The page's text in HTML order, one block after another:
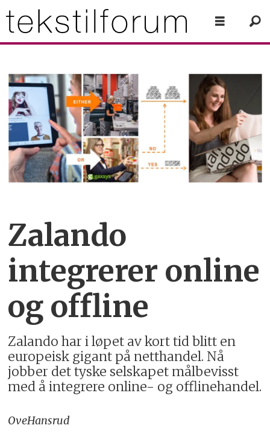
Zalando
integrerer online
og offline
Zalando har i løpet av kort tid blitt en
europeisk gigant på netthandel. Nå
jobber det tyske selskapet målbevisst
med å integrere online- og offlinehandel.
OveHansrud